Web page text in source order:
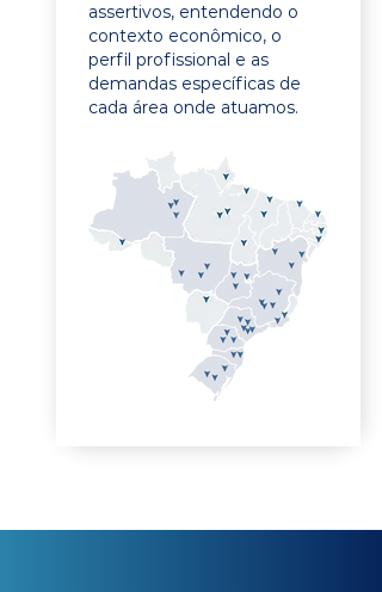
assertivos, entendendo o
contexto econômico, o
perfil profissional e as
demandas específicas de
cada área onde atuamos.